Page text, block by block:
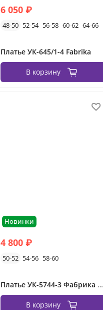
6 050 ₽
48-50 52-54 56-58 60-62 64-66
Платье УК-645/1-4 Fabrika
В корзину
Новинки
4 800 ₽
50-52 54-56 58-60
Платье УК-5744-3 Фабрика Моды
В корзину